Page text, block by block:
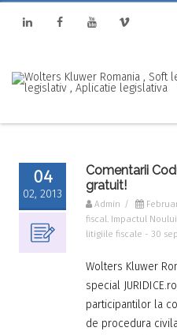
04
02, 2013
Comentarii
gratuit!
Admin /
fiscal. Impactul
litigiile fiscale - 30
Wolters Kluwer
special
participantilor la
de procedura